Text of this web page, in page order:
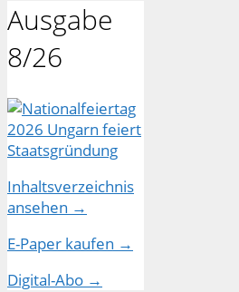
Ausgabe
8/26
Inhaltsverzeichnis
ansehen →
E-Paper kaufen →
Digital-Abo →